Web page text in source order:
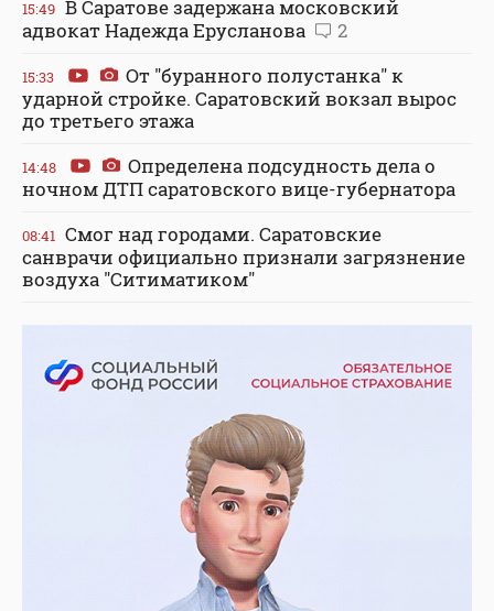
15:49 В Саратове задержана московский
адвокат Надежда Ерусланова
2
15:33
От "буранного полустанка" к
ударной стройке. Саратовский вокзал вырос
до третьего этажа
14:48
Определена подсудность дела о
ночном ДТП саратовского вице-губернатора
08:41 Смог над городами. Саратовские
санврачи официально признали загрязнение
воздуха "Ситиматиком"